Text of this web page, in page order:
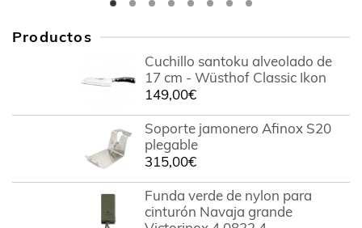
Productos
Cuchillo santoku alveolado de
17 cm - Wüsthof Classic Ikon
149,00€
Soporte jamonero Afinox S20
plegable
315,00€
Funda verde de nylon para
cinturón Navaja grande